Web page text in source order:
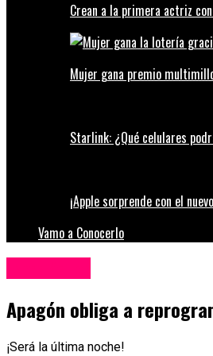
Crean a la primera actriz
Mujer gana premio
Starlink: ¿Qué celulares
¡Apple sorprende con el
Vamo a Conocerlo
Apagón obliga a
¡Será la última noche!